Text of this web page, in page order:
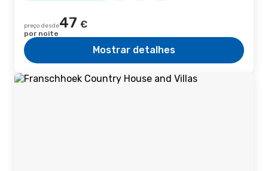
preço desde47 €
por noite
Mostrar detalhes